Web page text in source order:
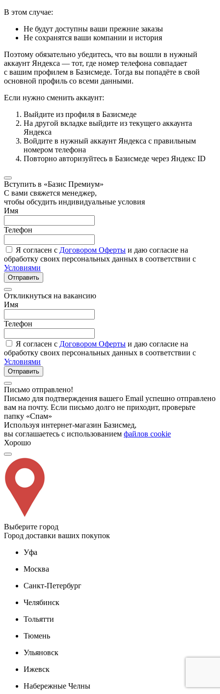
В этом случае:
Не будут доступны ваши прежние заказы
Не сохранятся ваши компании и история
Поэтому обязательно убедитесь, что вы вошли в нужный
аккаунт Яндекса — тот, где номер телефона совпадает
с вашим профилем в Базисмеде. Тогда вы попадёте в свой
основной профиль со всеми данными.
Если нужно сменить аккаунт:
Выйдите из профиля в Базисмеде
На другой вкладке выйдите из текущего аккаунта
Яндекса
Войдите в нужный аккаунт Яндекса с правильным
номером телефона
Повторно авторизуйтесь в Базисмеде через Яндекс ID
Вступить в «Базис Премиум»
С вами свяжется менеджер,
чтобы обсудить индивидуальные условия
Имя
Телефон
Я согласен с Договором Оферты и даю согласие на
обработку своих персональных данных в соответствии с
Условиями
Отправить
Откликнуться на вакансию
Имя
Телефон
Я согласен с Договором Оферты и даю согласие на
обработку своих персональных данных в соответствии с
Условиями
Отправить
Письмо отправлено!
Письмо для подтверждения вашего Email успешно отправлено
вам на почту. Если письмо долго не приходит, проверьте
папку «Спам»
Используя интернет-магазин Базисмед,
вы соглашаетесь с использованием файлов cookie
Хорошо
Выберите город
Город доставки ваших покупок
Уфа
Москва
Санкт-Петербург
Челябинск
Тольятти
Тюмень
Ульяновск
Ижевск
Набережные Челны